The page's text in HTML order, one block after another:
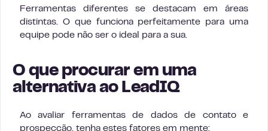
Ferramentas diferentes se destacam em áreas
distintas. O que funciona perfeitamente para uma
equipe pode não ser o ideal para a sua.
O que procurar em uma
alternativa ao LeadIQ
Ao avaliar ferramentas de dados de contato e
prospecção, tenha estes fatores em mente: